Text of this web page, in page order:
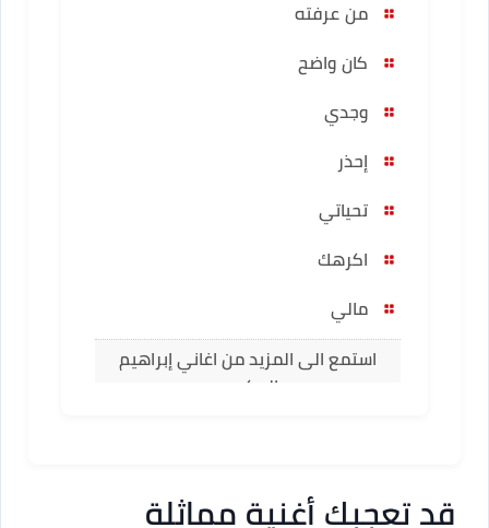
من عرفته
كان واضح
وجدي
إحذر
تحياتي
اكرهك
مالي
استمع الى المزيد من اغاني إبراهيم
الحكمي
قد تعجبك أغنية مماثلة